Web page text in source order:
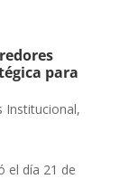
para
Institucional,
el día 21 de